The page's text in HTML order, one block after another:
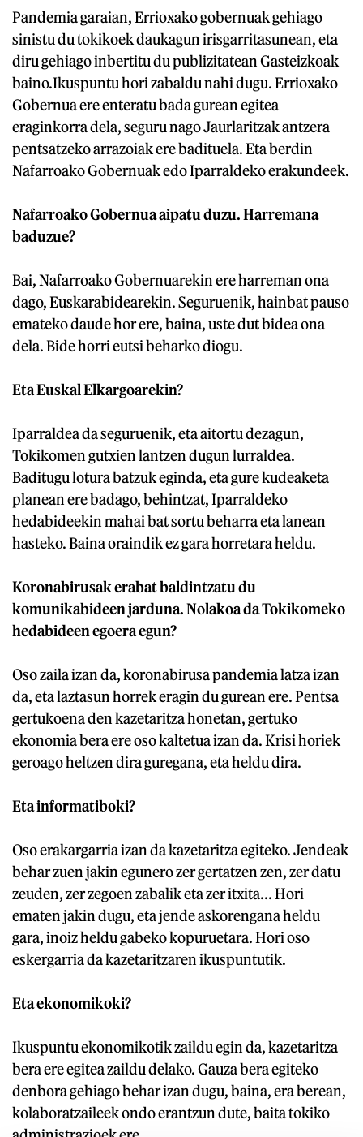
Pandemia garaian, Errioxako gobernuak gehiago
sinistu du tokikoek daukagun irisgarritasunean, eta
diru gehiago inbertitu du publizitatean Gasteizkoak
baino.Ikuspuntu hori zabaldu nahi dugu. Errioxako
Gobernua ere enteratu bada gurean egitea
eraginkorra dela, seguru nago Jaurlaritzak antzera
pentsatzeko arrazoiak ere badituela. Eta berdin
Nafarroako Gobernuak edo Iparraldeko erakundeek.
Nafarroako Gobernua aipatu duzu. Harremana
baduzue?
Bai, Nafarroako Gobernuarekin ere harreman ona
dago, Euskarabidearekin. Seguruenik, hainbat pauso
emateko daude hor ere, baina, uste dut bidea ona
dela. Bide horri eutsi beharko diogu.
Eta Euskal Elkargoarekin?
Iparraldea da seguruenik, eta aitortu dezagun,
Tokikomen gutxien lantzen dugun lurraldea.
Baditugu lotura batzuk eginda, eta gure kudeaketa
planean ere badago, behintzat, Iparraldeko
hedabideekin mahai bat sortu beharra eta lanean
hasteko. Baina oraindik ez gara horretara heldu.
Koronabirusak erabat baldintzatu du
komunikabideen jarduna. Nolakoa da Tokikomeko
hedabideen egoera egun?
Oso zaila izan da, koronabirusa pandemia latza izan
da, eta laztasun horrek eragin du gurean ere. Pentsa
gertukoena den kazetaritza honetan, gertuko
ekonomia bera ere oso kaltetua izan da. Krisi horiek
geroago heltzen dira guregana, eta heldu dira.
Eta informatiboki?
Oso erakargarria izan da kazetaritza egiteko. Jendeak
behar zuen jakin egunero zer gertatzen zen, zer datu
zeuden, zer zegoen zabalik eta zer itxita... Hori
ematen jakin dugu, eta jende askorengana heldu
gara, inoiz heldu gabeko kopuruetara. Hori oso
eskergarria da kazetaritzaren ikuspuntutik.
Eta ekonomikoki?
Ikuspuntu ekonomikotik zaildu egin da, kazetaritza
bera ere egitea zaildu delako. Gauza bera egiteko
denbora gehiago behar izan dugu, baina, era berean,
kolaboratzaileek ondo erantzun dute, baita tokiko